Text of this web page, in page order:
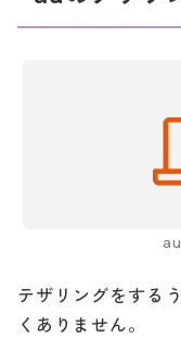
テザリングをする
くありません。